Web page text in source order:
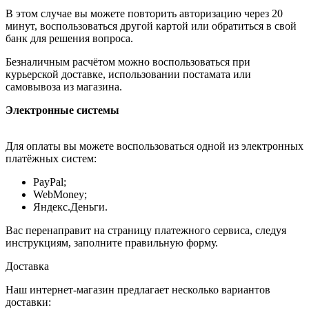
В этом случае вы можете повторить авторизацию через 20
минут, воспользоваться другой картой или обратиться в свой
банк для решения вопроса.
Безналичным расчётом можно воспользоваться при
курьерской доставке, использовании постамата или
самовывоза из магазина.
Электронные системы
Для оплаты вы можете воспользоваться одной из электронных
платёжных систем:
PayPal;
WebMoney;
Яндекс.Деньги.
Вас перенаправит на страницу платежного сервиса, следуя
инструкциям, заполните правильную форму.
Доставка
Наш интернет-магазин предлагает несколько вариантов
доставки: